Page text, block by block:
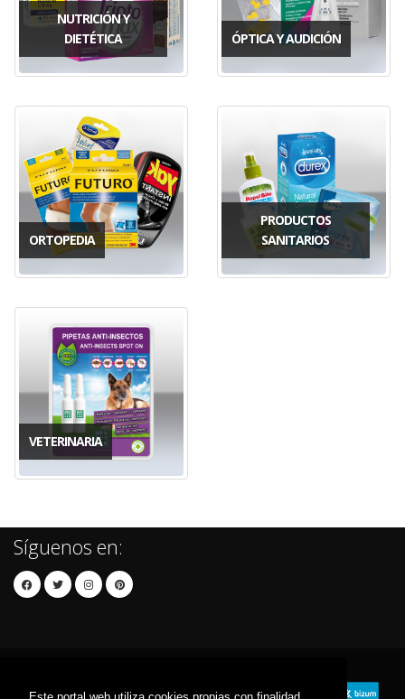
NUTRICIÓN Y
DIETÉTICA
ÓPTICA Y AUDICIÓN
ORTOPEDIA
PRODUCTOS
SANITARIOS
VETERINARIA
Síguenos en: